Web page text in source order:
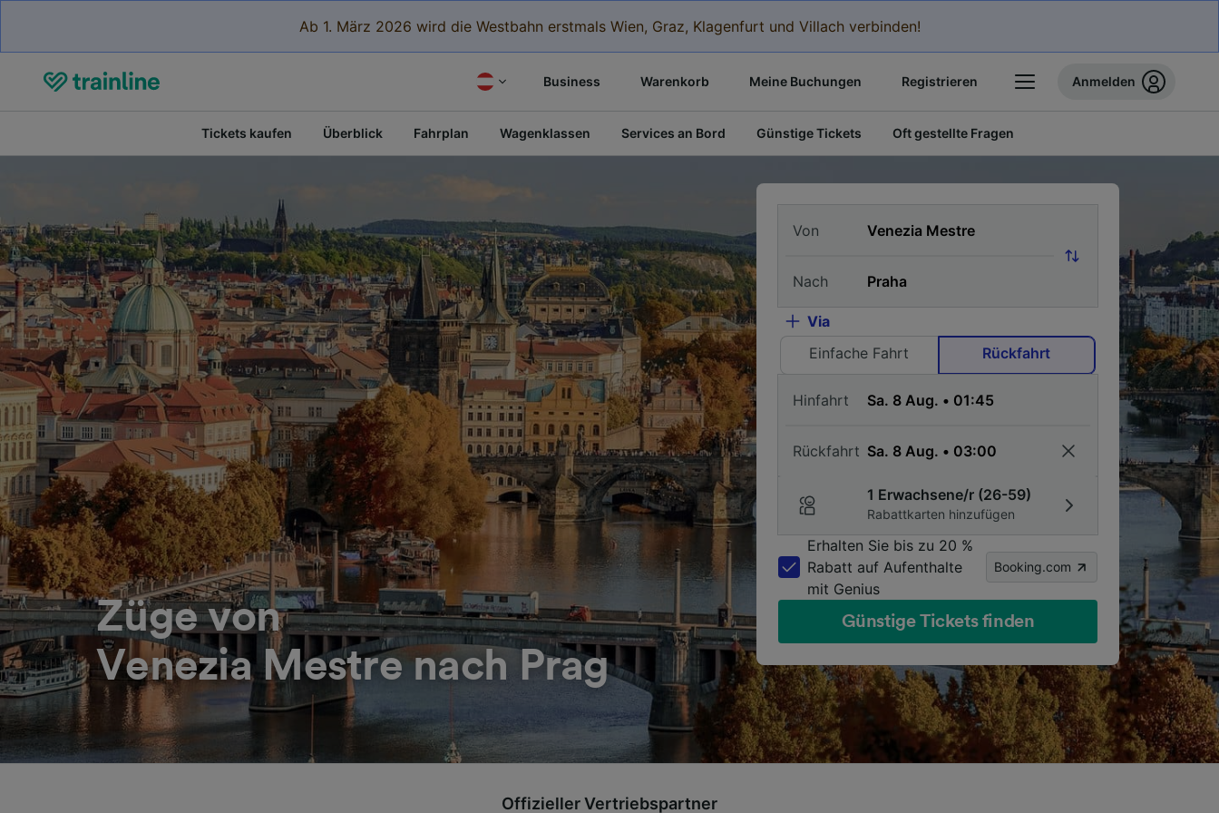
Ab 1. März 2026 wird die Westbahn erstmals Wien, Graz, Klagenfurt und Villach verbinden!
Business Warenkorb Meine Buchungen Registrieren Anmelden
Tickets kaufen Überblick Fahrplan Wagenklassen Services an Bord Günstige Tickets Oft gestellte Fragen
Züge von
Venezia Mestre nach Prag
Von
Nach
Via
Einfache Fahrt
Rückfahrt
Hinfahrt
Rückfahrt
1 Erwachsene/r (26-59)
Rabattkarten hinzufügen
Erhalten Sie bis zu 20 %
Rabatt auf Aufenthalte
mit Genius
Booking.com
Günstige Tickets finden
Offizieller Vertriebspartner